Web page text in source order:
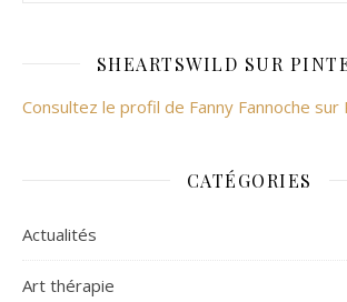
SHEARTSWILD SUR
Consultez le profil de Fanny Fannoche sur
CATÉGORIES
Actualités
Art thérapie